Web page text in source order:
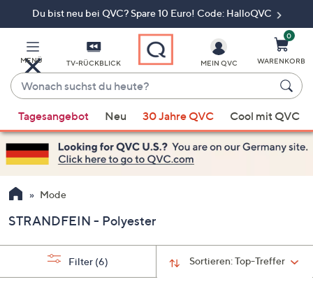
Du bist neu bei QVC? Spare 10 Euro! Code: HalloQVC
MENÜ TV-RÜCKBLICK
Wonach
suchst
du
heute?
Vorschläge
verfügbar
sind,
verwenden
Sie
Pfeiltasten
nach
und
MEIN QVC
0
WARENKORB
Tagesangebot Neu 30 Jahre QVC Cool mit QVC
Mode
STRANDFEIN - Polyester
Sortieren:Top-Treffer
Filter (6)